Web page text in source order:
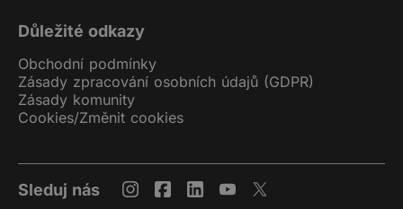
Důležité odkazy
Obchodní podmínky
Zásady zpracování osobních údajů (GDPR)
Zásady komunity
Cookies/Změnit cookies
Sleduj nás